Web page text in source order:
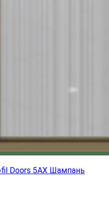
Doors 5AX Шампань